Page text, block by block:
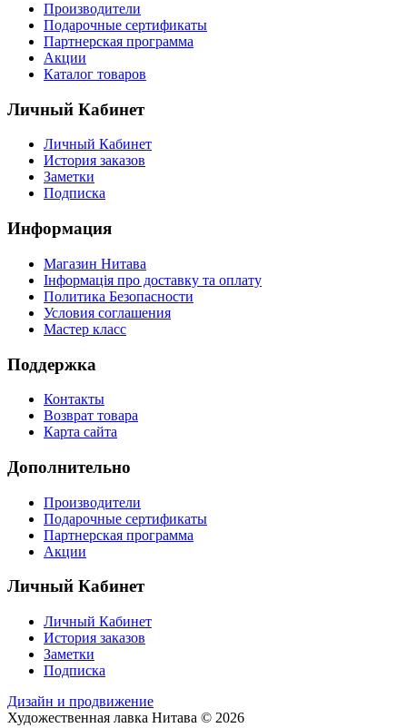
Производители
Подарочные сертификаты
Партнерская программа
Акции
Каталог товаров
Личный Кабинет
Личный Кабинет
История заказов
Заметки
Подписка
Информация
Магазин Нитава
Інформація про доставку та оплату
Политика Безопасности
Условия соглашения
Мастер класс
Поддержка
Контакты
Возврат товара
Карта сайта
Дополнительно
Производители
Подарочные сертификаты
Партнерская программа
Акции
Личный Кабинет
Личный Кабинет
История заказов
Заметки
Подписка
Дизайн и продвижение
Художественная лавка Нитава © 2026